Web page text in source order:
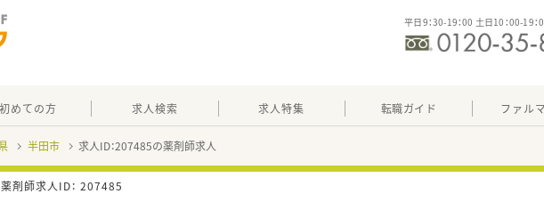
平日9：30-19：00 土日10：00-19：
初めての方 求人検索 求人特集 転職ガイド ファル
半田市 求人ID：207485の薬剤師求人
薬剤師求人ID： 207485